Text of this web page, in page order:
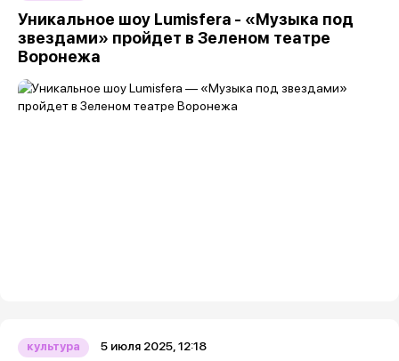
Уникальное шоу Lumisfera - «Музыка под
звездами» пройдет в Зеленом театре
Воронежа
культура 5 июля 2025, 12:18